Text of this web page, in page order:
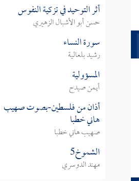
أثر التوحيد في تزكية النفوس
حسن أبو الأشبال الزهيري
سورة النساء
رشيد بلعالية
المسؤولية
أيمن صيدح
أذان من فلسطين-بصوت صهيب
هاني خطبا
صهيب هاني خطبا
الشموخ5
مهند الدوسري